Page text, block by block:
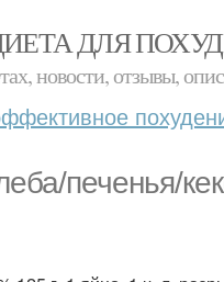
ДЛЯ
новости, отзывы,
печенья/